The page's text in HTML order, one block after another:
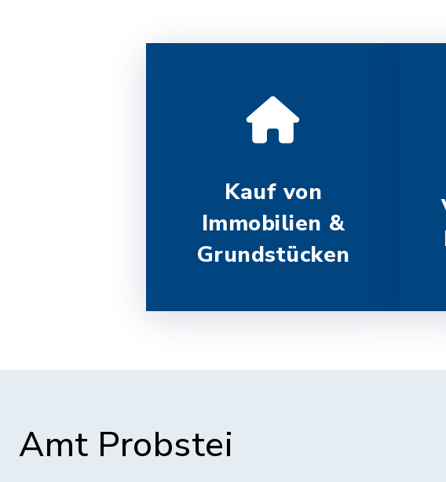
Kauf von
Immobilien &
Grundstücken
Amt Probstei